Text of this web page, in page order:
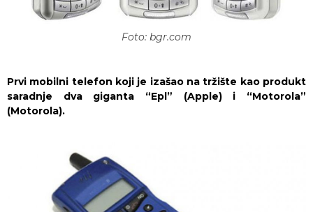
Foto: bgr.com
Prvi mobilni telefon koji je izašao na tržište kao produkt
saradnje dva giganta “Epl” (Apple) i “Motorola”
(Motorola).